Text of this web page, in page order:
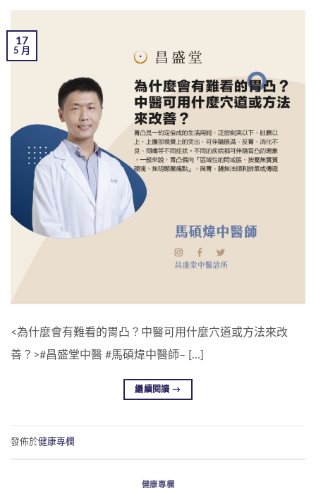
17
5 月
<為什麼會有難看的胃凸？中醫可用什麼穴道或方法來改
善？>#昌盛堂中醫 #馬碩煒中醫師– […]
繼續閱讀→
發佈於健康專欄
健康專欄